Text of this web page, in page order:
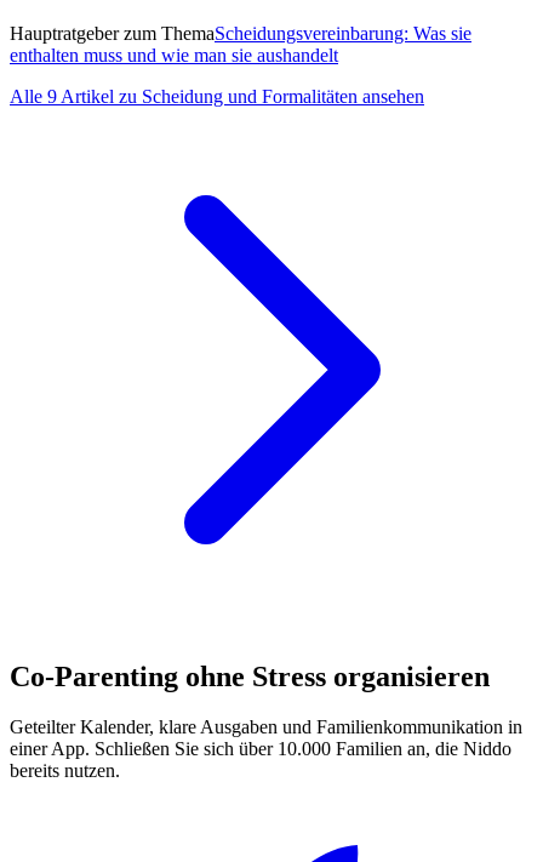
Hauptratgeber zum ThemaScheidungsvereinbarung: Was sie
enthalten muss und wie man sie aushandelt
Alle 9 Artikel zu Scheidung und Formalitäten ansehen
Co-Parenting ohne Stress organisieren
Geteilter Kalender, klare Ausgaben und Familienkommunikation in
einer App. Schließen Sie sich über 10.000 Familien an, die Niddo
bereits nutzen.